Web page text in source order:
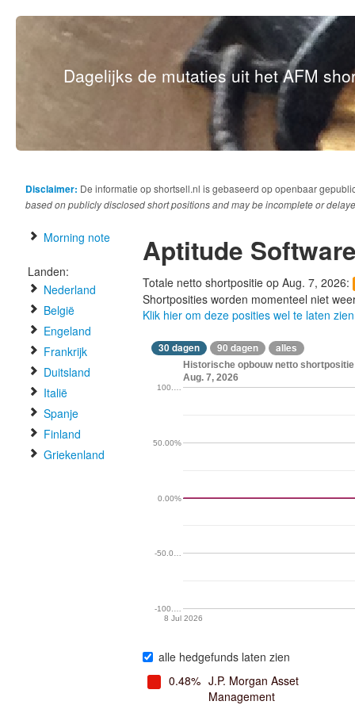
Dagelijks de mutaties uit het AFM
Disclaimer: De informatie op shortsell.nl is gebaseerd op openbaar
based on publicly disclosed short positions and may be incomplete or
Morning note
Landen:
Nederland
België
Engeland
Frankrijk
Duitsland
Italië
Spanje
Finland
Griekenland
Aptitude
Totale netto shortpositie op Aug. 7, 2026:
Shortposities worden momenteel niet
Klik hier om deze posities wel te laten zien
30 dagen 90 dagen alles
Historische opbouw netto
Aug. 7, 2026
8 Jul 2026
-100.…
-50.0…
0.00%
50.00%
100.…
alle hedgefunds laten zien
0.48% J.P. Morgan Asset
Management